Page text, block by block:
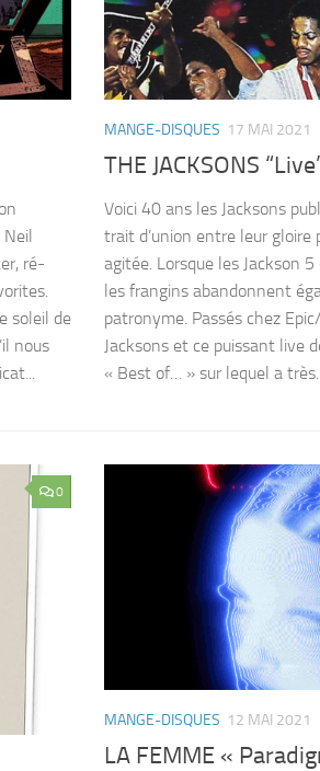
ré-
soleil de
nous
MANGE-DISQUES 17 MAI 2021
THE JACKSONS
Voici 40 ans les Jacksons
trait d’union entre leur
agitée. Lorsque les Jackson
les frangins abandonnent
patronyme. Passés chez
Jacksons et ce puissant live
« Best of… » sur lequel a très...
0
MANGE-DISQUES 12 MAI 2021
LA FEMME «